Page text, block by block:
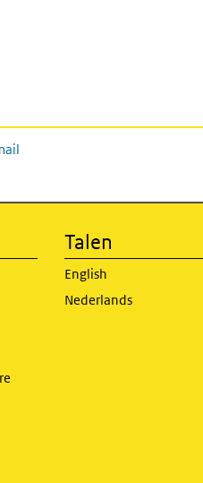
Talen
English
Nederlands